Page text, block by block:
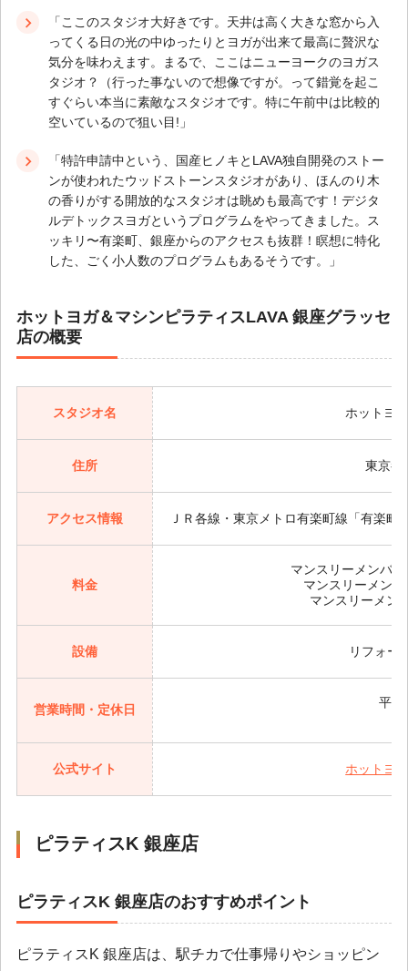
「ここのスタジオ大好きです。天井は高く大きな窓から入
ってくる日の光の中ゆったりとヨガが出来て最高に贅沢な
気分を味わえます。まるで、ここはニューヨークのヨガス
タジオ？（行った事ないので想像ですが。って錯覚を起こ
すぐらい本当に素敵なスタジオです。特に午前中は比較的
空いているので狙い目!」
「特許申請中という、国産ヒノキとLAVA独自開発のストー
ンが使われたウッドストーンスタジオがあり、ほんのり木
の香りがする開放的なスタジオは眺めも最高です！デジタ
ルデトックスヨガというプログラムをやってきました。ス
ッキリ〜有楽町、銀座からのアクセスも抜群！瞑想に特化
した、ごく小人数のプログラムもあるそうです。」
ホットヨガ＆マシンピラティスLAVA 銀座グラッセ
店の概要
スタジオ名 ホットヨ
住所 東京都
アクセス情報 ＪＲ各線・東京メトロ有楽町線「有楽
料金
マンスリーメンバ
マンスリーメン
マンスリーメン
設備 リフォー
営業時間・定休日 平日
公式サイト ホットヨ
ピラティスK 銀座店
ピラティスK 銀座店のおすすめポイント
ピラティスK 銀座店は、駅チカで仕事帰りやショッピン